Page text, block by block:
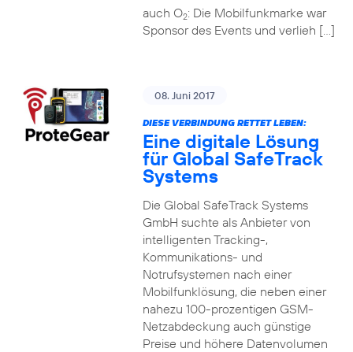
auch O2: Die Mobilfunkmarke war
Sponsor des Events und verlieh […]
08. Juni 2017
DIESE VERBINDUNG RETTET LEBEN:
Eine digitale Lösung
für Global SafeTrack
Systems
Die Global SafeTrack Systems
GmbH suchte als Anbieter von
intelligenten Tracking-,
Kommunikations- und
Notrufsystemen nach einer
Mobilfunklösung, die neben einer
nahezu 100-prozentigen GSM-
Netzabdeckung auch günstige
Preise und höhere Datenvolumen